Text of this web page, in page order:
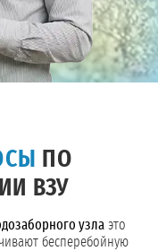
ПО
ВЗУ
узла это
бесперебойную